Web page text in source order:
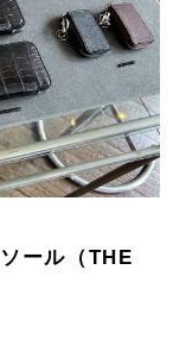
ール（THE